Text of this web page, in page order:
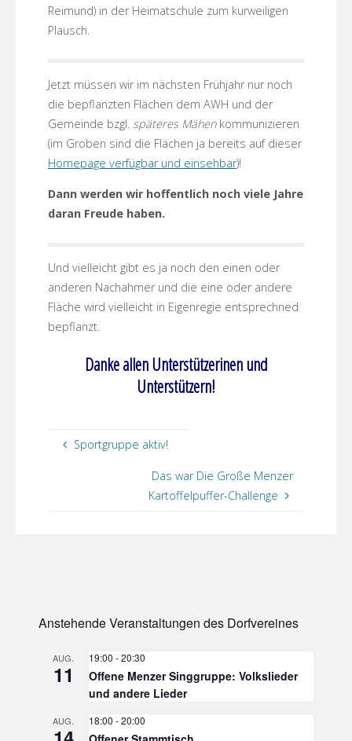
Reimund) in der Heimatschule zum kurweiligen
Plausch.
Jetzt müssen wir im nächsten Frühjahr nur noch
die bepflanzten Flächen dem AWH und der
Gemeinde bzgl. späteres Mähenkommunizieren
(im Groben sind die Flächen ja bereits auf dieser
Homepage verfügbar und einsehbar)!
Dann werden wir hoffentlich noch viele Jahre
daran Freude haben.
Und vielleicht gibt es ja noch den einen oder
anderen Nachahmer und die eine oder andere
Fläche wird vielleicht in Eigenregie entsprechned
bepflanzt.
Danke allen Unterstützerinen und
Unterstützern!
Sportgruppe aktiv!
Das war Die Große Menzer
Kartoffelpuffer-Challenge
Anstehende Veranstaltungen des Dorfvereines
AUG.
11
19:00 -20:30
Offene Menzer Singgruppe: Volkslieder
und andere Lieder
AUG. 18:00 -20:00